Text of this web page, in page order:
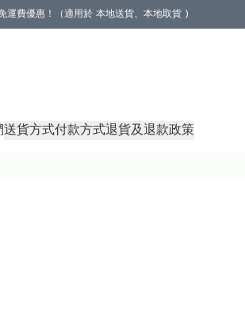
運費優惠！（適用於 本地送貨、本地取貨 )
送貨方式付款方式退貨及退款政策